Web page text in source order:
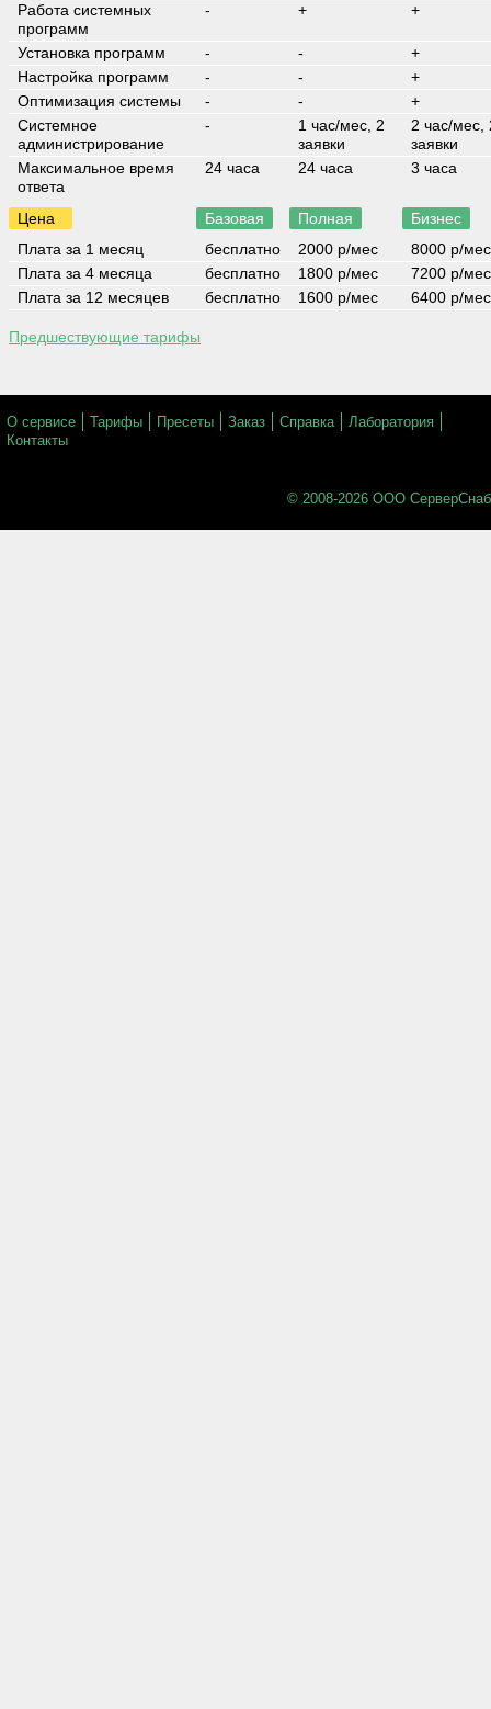
Работа системных
программ
- + +
Установка программ - -
+
Настройка программ
- -
+
Оптимизация системы
- -
+
Системное
администрирование
-
1 час/мес, 2
заявки
2 час/мес,
заявки
Максимальное время
ответа
24 часа 24 часа 3 часа
Цена Базовая Полная
Бизнес
Плата за 1 месяц
бесплатно 2000 р/мес
8000 р/мес
Плата за 4 месяца
бесплатно 1800 р/мес
7200 р/мес
Плата за 12 месяцев
бесплатно 1600 р/мес 6400 р/мес
Предшествующие тарифы
О сервисе Тарифы Пресеты Заказ Справка
Лаборатория
Контакты
© 2008-2026 ООО СерверСнаб